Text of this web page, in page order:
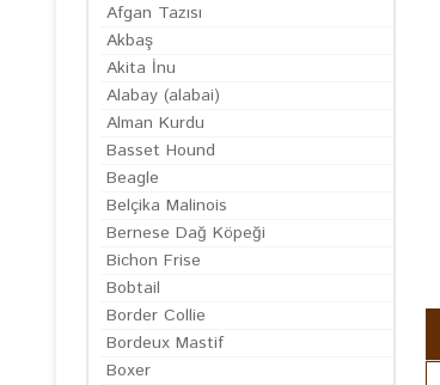
Afgan Tazısı
Akbaş
Akita İnu
Alabay (alabai)
Alman Kurdu
Basset Hound
Beagle
Belçika Malinois
Bernese Dağ Köpeği
Bichon Frise
Bobtail
Border Collie
Bordeux Mastif
Boxer